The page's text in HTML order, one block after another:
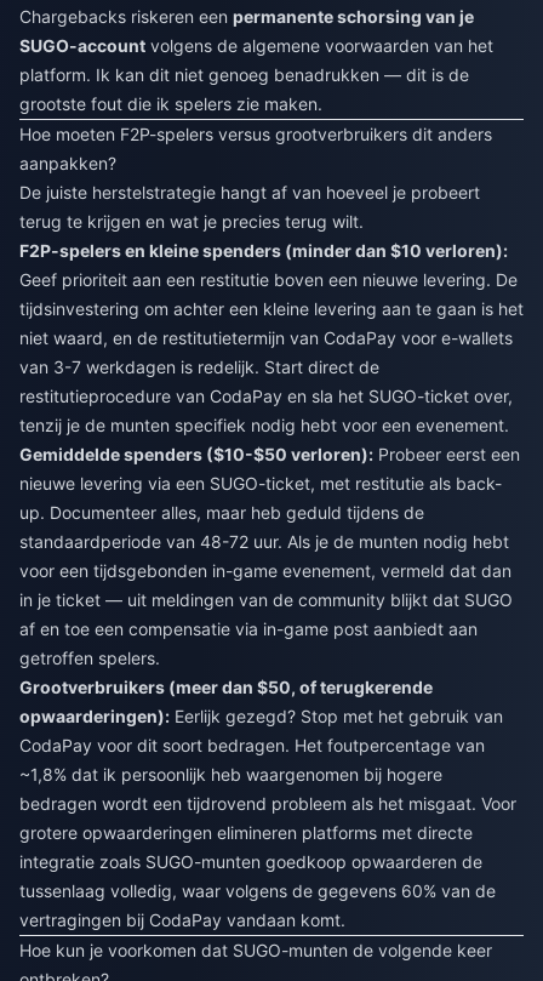
Chargebacks riskeren een permanente schorsing van je
SUGO-account volgens de algemene voorwaarden van het
platform. Ik kan dit niet genoeg benadrukken — dit is de
grootste fout die ik spelers zie maken.
Hoe moeten F2P-spelers versus grootverbruikers dit anders
aanpakken?
De juiste herstelstrategie hangt af van hoeveel je probeert
terug te krijgen en wat je precies terug wilt.
F2P-spelers en kleine spenders (minder dan $10 verloren):
Geef prioriteit aan een restitutie boven een nieuwe levering. De
tijdsinvestering om achter een kleine levering aan te gaan is het
niet waard, en de restitutietermijn van CodaPay voor e-wallets
van 3-7 werkdagen is redelijk. Start direct de
restitutieprocedure van CodaPay en sla het SUGO-ticket over,
tenzij je de munten specifiek nodig hebt voor een evenement.
Gemiddelde spenders ($10-$50 verloren): Probeer eerst een
nieuwe levering via een SUGO-ticket, met restitutie als back-
up. Documenteer alles, maar heb geduld tijdens de
standaardperiode van 48-72 uur. Als je de munten nodig hebt
voor een tijdsgebonden in-game evenement, vermeld dat dan
in je ticket — uit meldingen van de community blijkt dat SUGO
af en toe een compensatie via in-game post aanbiedt aan
getroffen spelers.
Grootverbruikers (meer dan $50, of terugkerende
opwaarderingen): Eerlijk gezegd? Stop met het gebruik van
CodaPay voor dit soort bedragen. Het foutpercentage van
~1,8% dat ik persoonlijk heb waargenomen bij hogere
bedragen wordt een tijdrovend probleem als het misgaat. Voor
grotere opwaarderingen elimineren platforms met directe
integratie zoals SUGO-munten goedkoop opwaarderen de
tussenlaag volledig, waar volgens de gegevens 60% van de
vertragingen bij CodaPay vandaan komt.
Hoe kun je voorkomen dat SUGO-munten de volgende keer